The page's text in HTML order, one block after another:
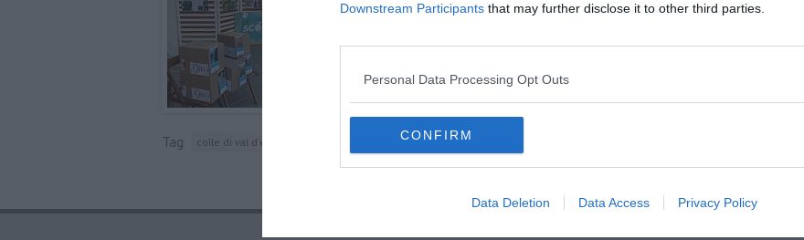
Downstream Participants that may further disclose it to other third parties.
Personal Data Processing Opt Outs
CONFIRM
Data Deletion Data Access Privacy Policy
Tag colle di val d'elsa